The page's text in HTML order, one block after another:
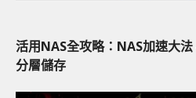
活用NAS全攻略：NAS加速大
分層儲存